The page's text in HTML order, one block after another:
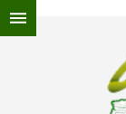
跳到主要內容區塊